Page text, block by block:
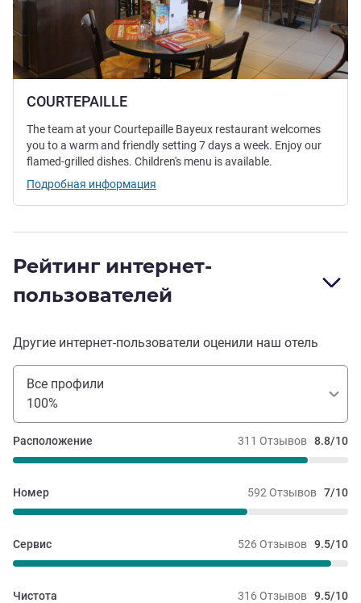
COURTEPAILLE
The team at your Courtepaille Bayeux restaurant welcomes
you to a warm and friendly setting 7 days a week. Enjoy our
flamed-grilled dishes. Children's menu is available.
Подробная информация
Рейтинг интернет-
пользователей
Другие интернет-пользователи оценили наш отель
Все профили
100%
311 Отзывов 8.8/10
Расположение
592 Отзывов 7/10
Номер
526 Отзывов 9.5/10
Сервис
316 Отзывов 9.5/10
Чистота